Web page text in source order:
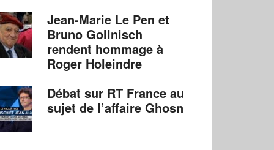
Jean-Marie Le Pen et
Bruno Gollnisch
rendent hommage à
Roger Holeindre
Débat sur RT France au
sujet de l’affaire Ghosn